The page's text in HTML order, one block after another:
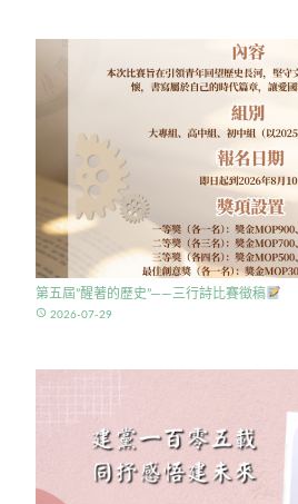
第五屆”醒著的歷史”——三行詩比賽徵稿
access_time 2026-07-29